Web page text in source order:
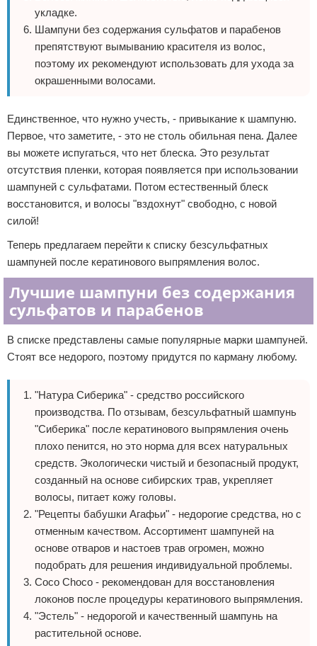
укладке.
Шампуни без содержания сульфатов и парабенов
препятствуют вымыванию красителя из волос,
поэтому их рекомендуют использовать для ухода за
окрашенными волосами.
Единственное, что нужно учесть, - привыкание к шампуню.
Первое, что заметите, - это не столь обильная пена. Далее
вы можете испугаться, что нет блеска. Это результат
отсутствия пленки, которая появляется при использовании
шампуней с сульфатами. Потом естественный блеск
восстановится, и волосы "вздохнут" свободно, с новой
силой!
Теперь предлагаем перейти к списку безсульфатных
шампуней после кератинового выпрямления волос.
Лучшие шампуни без содержания
сульфатов и парабенов
В списке представлены самые популярные марки шампуней.
Стоят все недорого, поэтому придутся по карману любому.
"Натура Сиберика" - средство российского
производства. По отзывам, безсульфатный шампунь
"Сиберика" после кератинового выпрямления очень
плохо пенится, но это норма для всех натуральных
средств. Экологически чистый и безопасный продукт,
созданный на основе сибирских трав, укрепляет
волосы, питает кожу головы.
"Рецепты бабушки Агафьи" - недорогие средства, но с
отменным качеством. Ассортимент шампуней на
основе отваров и настоев трав огромен, можно
подобрать для решения индивидуальной проблемы.
Coco Choco - рекомендован для восстановления
локонов после процедуры кератинового выпрямления.
"Эстель" - недорогой и качественный шампунь на
растительной основе.